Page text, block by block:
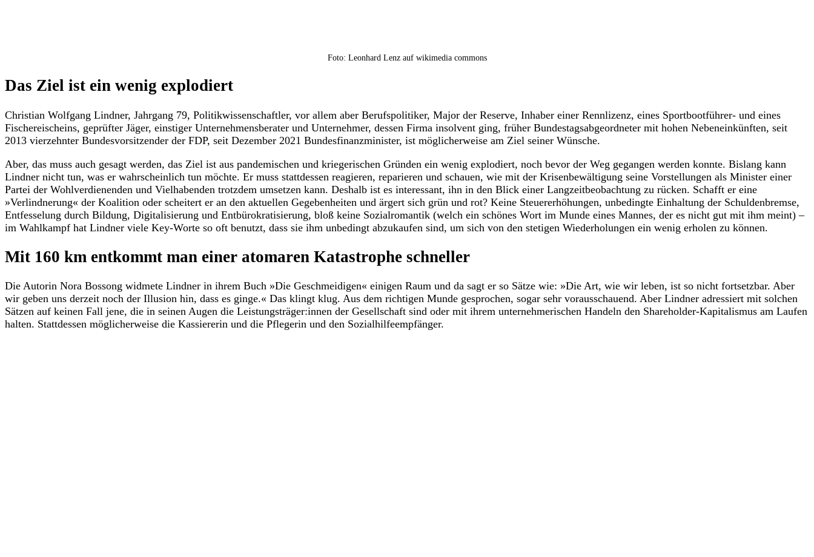
Foto: Leonhard Lenz auf wikimedia commons
Das Ziel ist ein wenig explodiert
Christian Wolfgang Lindner, Jahrgang 79, Politikwissenschaftler, vor allem aber Berufspolitiker, Major der Reserve, Inhaber einer Rennlizenz, eines Sportbootführer- und eines
Fischereischeins, geprüfter Jäger, einstiger Unternehmensberater und Unternehmer, dessen Firma insolvent ging, früher Bundestagsabgeordneter mit hohen Nebeneinkünften, seit
2013 vierzehnter Bundesvorsitzender der FDP, seit Dezember 2021 Bundesfinanzminister, ist möglicherweise am Ziel seiner Wünsche.
Aber, das muss auch gesagt werden, das Ziel ist aus pandemischen und kriegerischen Gründen ein wenig explodiert, noch bevor der Weg gegangen werden konnte. Bislang kann
Lindner nicht tun, was er wahrscheinlich tun möchte. Er muss stattdessen reagieren, reparieren und schauen, wie mit der Krisenbewältigung seine Vorstellungen als Minister einer
Partei der Wohlverdienenden und Vielhabenden trotzdem umsetzen kann. Deshalb ist es interessant, ihn in den Blick einer Langzeitbeobachtung zu rücken. Schafft er eine
»Verlindnerung« der Koalition oder scheitert er an den aktuellen Gegebenheiten und ärgert sich grün und rot? Keine Steuererhöhungen, unbedingte Einhaltung der Schuldenbremse,
Entfesselung durch Bildung, Digitalisierung und Entbürokratisierung, bloß keine Sozialromantik (welch ein schönes Wort im Munde eines Mannes, der es nicht gut mit ihm meint) –
im Wahlkampf hat Lindner viele Key-Worte so oft benutzt, dass sie ihm unbedingt abzukaufen sind, um sich von den stetigen Wiederholungen ein wenig erholen zu können.
Mit 160 km entkommt man einer atomaren Katastrophe schneller
Die Autorin Nora Bossong widmete Lindner in ihrem Buch »Die Geschmeidigen« einigen Raum und da sagt er so Sätze wie: »Die Art, wie wir leben, ist so nicht fortsetzbar. Aber
wir geben uns derzeit noch der Illusion hin, dass es ginge.« Das klingt klug. Aus dem richtigen Munde gesprochen, sogar sehr vorausschauend. Aber Lindner adressiert mit solchen
Sätzen auf keinen Fall jene, die in seinen Augen die Leistungsträger:innen der Gesellschaft sind oder mit ihrem unternehmerischen Handeln den Shareholder-Kapitalismus am Laufen
halten. Stattdessen möglicherweise die Kassiererin und die Pflegerin und den Sozialhilfeempfänger.